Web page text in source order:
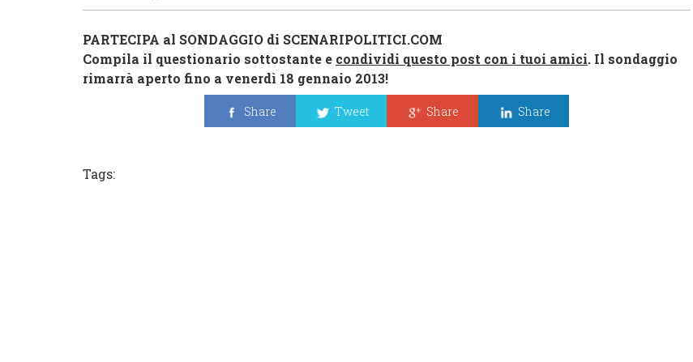
PARTECIPA al SONDAGGIO di SCENARIPOLITICI.COM
Compila il questionario sottostante e condividi questo post con i tuoi amici. Il sondaggio
rimarrà aperto fino a venerdì 18 gennaio 2013!
Share Tweet Share Share
Tags: